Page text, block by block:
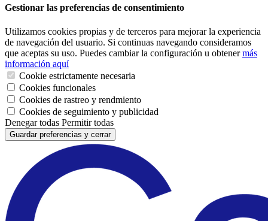
Gestionar las preferencias de consentimiento
Utilizamos cookies propias y de terceros para mejorar la experiencia
de navegación del usuario. Si continuas navegando consideramos
que aceptas su uso. Puedes cambiar la configuración u obtenermás
información aquí
Cookie estrictamente necesaria
Cookies funcionales
Cookies de rastreo y rendmiento
Cookies de seguimiento y publicidad
Denegar todas Permitir todas
Guardar preferencias y cerrar